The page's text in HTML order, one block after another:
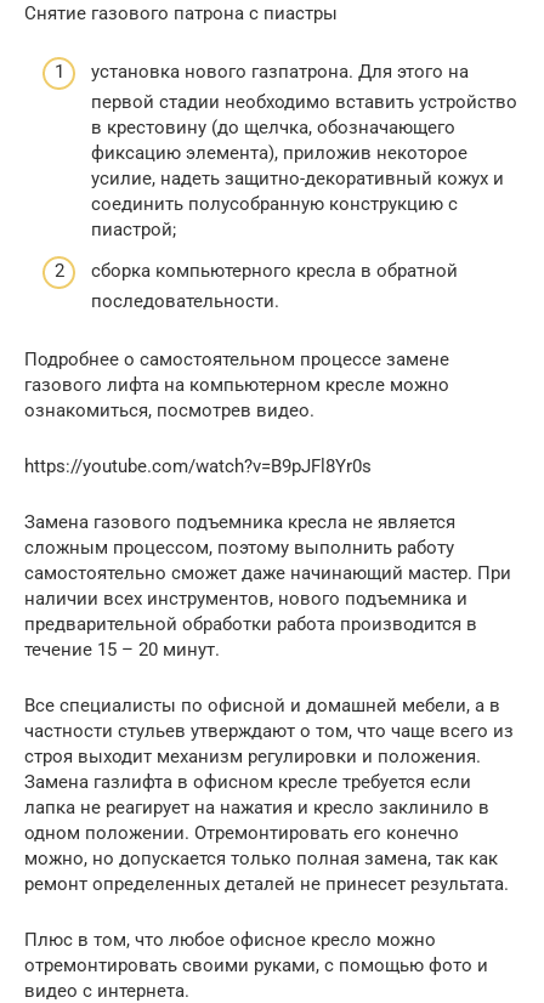
Снятие газового патрона с пиастры
установка нового газпатрона. Для этого на
первой стадии необходимо вставить устройство
в крестовину (до щелчка, обозначающего
фиксацию элемента), приложив некоторое
усилие, надеть защитно-декоративный кожух и
соединить полусобранную конструкцию с
пиастрой;
сборка компьютерного кресла в обратной
последовательности.
Подробнее о самостоятельном процессе замене
газового лифта на компьютерном кресле можно
ознакомиться, посмотрев видео.
https://youtube.com/watch?v=B9pJFl8Yr0s
Замена газового подъемника кресла не является
сложным процессом, поэтому выполнить работу
самостоятельно сможет даже начинающий мастер. При
наличии всех инструментов, нового подъемника и
предварительной обработки работа производится в
течение 15 – 20 минут.
Все специалисты по офисной и домашней мебели, а в
частности стульев утверждают о том, что чаще всего из
строя выходит механизм регулировки и положения.
Замена газлифта в офисном кресле требуется если
лапка не реагирует на нажатия и кресло заклинило в
одном положении. Отремонтировать его конечно
можно, но допускается только полная замена, так как
ремонт определенных деталей не принесет результата.
Плюс в том, что любое офисное кресло можно
отремонтировать своими руками, с помощью фото и
видео с интернета.